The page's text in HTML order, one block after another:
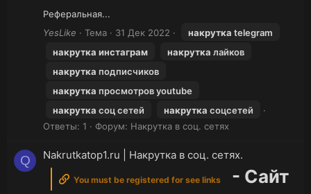
Реферальная...
YesLike
Тема 31 Дек 2022 накрутка telegram
накрутка инстаграм накрутка лайков
накрутка подписчиков
накрутка просмотров youtube
накрутка соц сетей накрутка соцсетей
Ответы: 1
Форум: Накрутка в соц. сетях
Q Nakrutkatop1.ru | Накрутка в соц. сетях.
You must be registered for see links
- Сайт